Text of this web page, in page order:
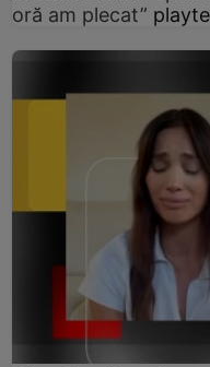
oră am plecat”